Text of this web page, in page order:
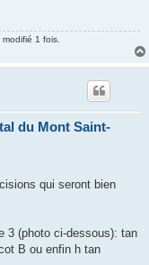
1 fois.
du Mont Saint-
qui seront bien
3 (photo ci-dessous): tan
B ou enfin h tan